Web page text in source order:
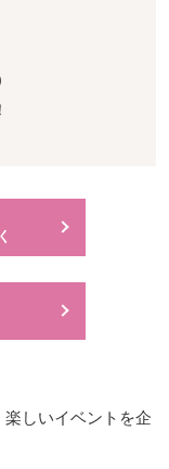
しいイベントを企